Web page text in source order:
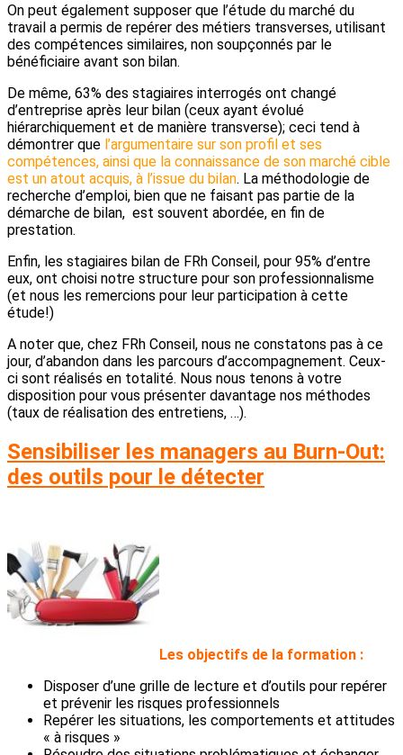
On peut également supposer que l’étude du marché du
travail a permis de repérer des métiers transverses, utilisant
des compétences similaires, non soupçonnés par le
bénéficiaire avant son bilan.
De même, 63% des stagiaires interrogés ont changé
d’entreprise après leur bilan (ceux ayant évolué
hiérarchiquement et de manière transverse); ceci tend à
démontrer que l’argumentaire sur son profil et ses
compétences, ainsi que la connaissance de son marché cible
est un atout acquis, à l’issue du bilan. La méthodologie de
recherche d’emploi, bien que ne faisant pas partie de la
démarche de bilan, est souvent abordée, en fin de
prestation.
Enfin, les stagiaires bilan de FRh Conseil, pour 95% d’entre
eux, ont choisi notre structure pour son professionnalisme
(et nous les remercions pour leur participation à cette
étude!)
A noter que, chez FRh Conseil, nous ne constatons pas à ce
jour, d’abandon dans les parcours d’accompagnement. Ceux-
ci sont réalisés en totalité. Nous nous tenons à votre
disposition pour vous présenter davantage nos méthodes
(taux de réalisation des entretiens, …).
Sensibiliser les managers au Burn-Out:
des outils pour le détecter
Les objectifs de la formation :
Disposer d’une grille de lecture et d’outils pour repérer
et prévenir les risques professionnels
Repérer les situations, les comportements et attitudes
« à risques »